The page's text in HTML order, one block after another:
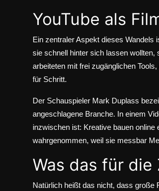
YouTube als
Ein zentraler Aspekt dieses Wandels
sie schnell hinter sich lassen
arbeiteten mit frei zugänglichen
für Schritt.
Der Schauspieler Mark Duplass
angeschlagene Branche. In einem
inzwischen ist: Kreative bauen online
wahrgenommen, weil sie messbar
Was das für
Natürlich heißt das nicht, dass große